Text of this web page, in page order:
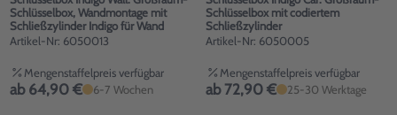
Schlüsselbox, Wandmontage mit
Schließzylinder Indigo für Wand
Artikel-Nr: 6050013
Mengenstaffelpreis verfügbar
ab 64,90 € 6-7 Wochen
Schlüsselbox mit codiertem
Schließzylinder
Artikel-Nr: 6050005
Mengenstaffelpreis verfügbar
ab 72,90 € 25-30 Werktage